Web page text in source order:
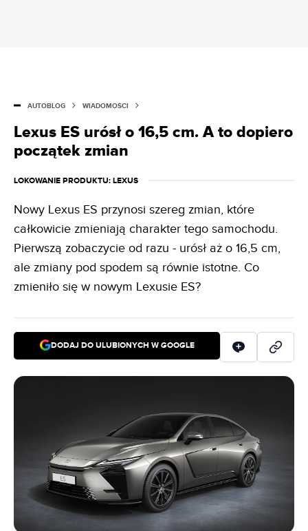
AUTOBLOG WIADOMOŚCI
Lexus ES urósł o 16,5 cm. A to dopiero
początek zmian
LOKOWANIE PRODUKTU: LEXUS
Nowy Lexus ES przynosi szereg zmian, które
całkowicie zmieniają charakter tego samochodu.
Pierwszą zobaczycie od razu - urósł aż o 16,5 cm,
ale zmiany pod spodem są równie istotne. Co
zmieniło się w nowym Lexusie ES?
DODAJ DO ULUBIONYCH W GOOGLE